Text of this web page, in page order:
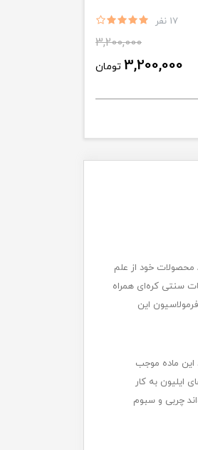
17 نفر
3,200,000
3,200,000 تومان
محصولات خود از علم
سنتی کره‌‌ای همراه
این
ماده موجب
ایلیون به کار
چربی و سبوم